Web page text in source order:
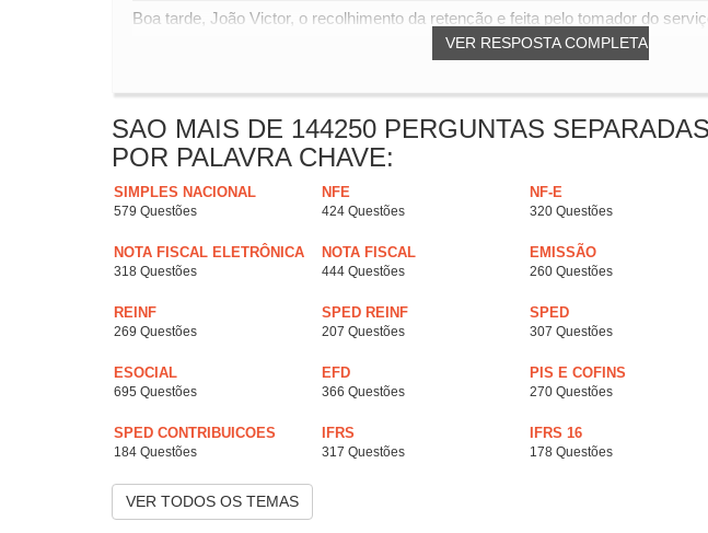
VER RESPOSTA COMPLETA
Boa tarde, João Victor, o recolhimento da retenção e feita pelo tomador do
SAO MAIS DE 144250 PERGUNTAS SEPARADAS
POR PALAVRA CHAVE:
SIMPLES NACIONAL
579 Questões
NFE
424 Questões
NF-E
320 Questões
NOTA FISCAL ELETRÔNICA
318 Questões
NOTA FISCAL
444 Questões
EMISSÃO
260 Questões
REINF
269 Questões
SPED REINF
207 Questões
SPED
307 Questões
ESOCIAL
695 Questões
EFD
366 Questões
PIS E COFINS
270 Questões
SPED CONTRIBUICOES
184 Questões
IFRS
317 Questões
IFRS 16
178 Questões
VER TODOS OS TEMAS